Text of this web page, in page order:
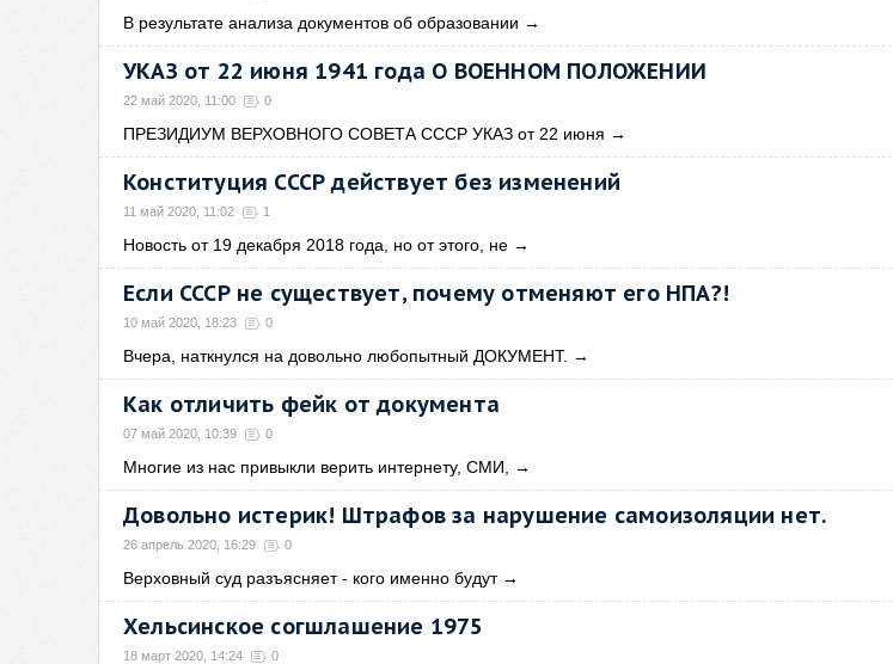
В результате анализа документов об образовании →
УКАЗ от 22 июня 1941 года О ВОЕННОМ ПОЛОЖЕНИИ
22 май 2020, 11:00 0
ПРЕЗИДИУМ ВЕРХОВНОГО СОВЕТА СССР УКАЗ от 22 июня →
Конституция СССР действует без изменений
11 май 2020, 11:02 1
Новость от 19 декабря 2018 года, но от этого, не →
Если СССР не существует, почему отменяют его НПА?!
10 май 2020, 18:23 0
Вчера, наткнулся на довольно любопытный ДОКУМЕНТ. →
Как отличить фейк от документа
07 май 2020, 10:39 0
Многие из нас привыкли верить интернету, СМИ, →
Довольно истерик! Штрафов за нарушение самоизоляции нет.
26 апрель 2020, 16:29 0
Верховный суд разъясняет - кого именно будут→
Хельсинское согшлашение 1975
18 март 2020, 14:24 0